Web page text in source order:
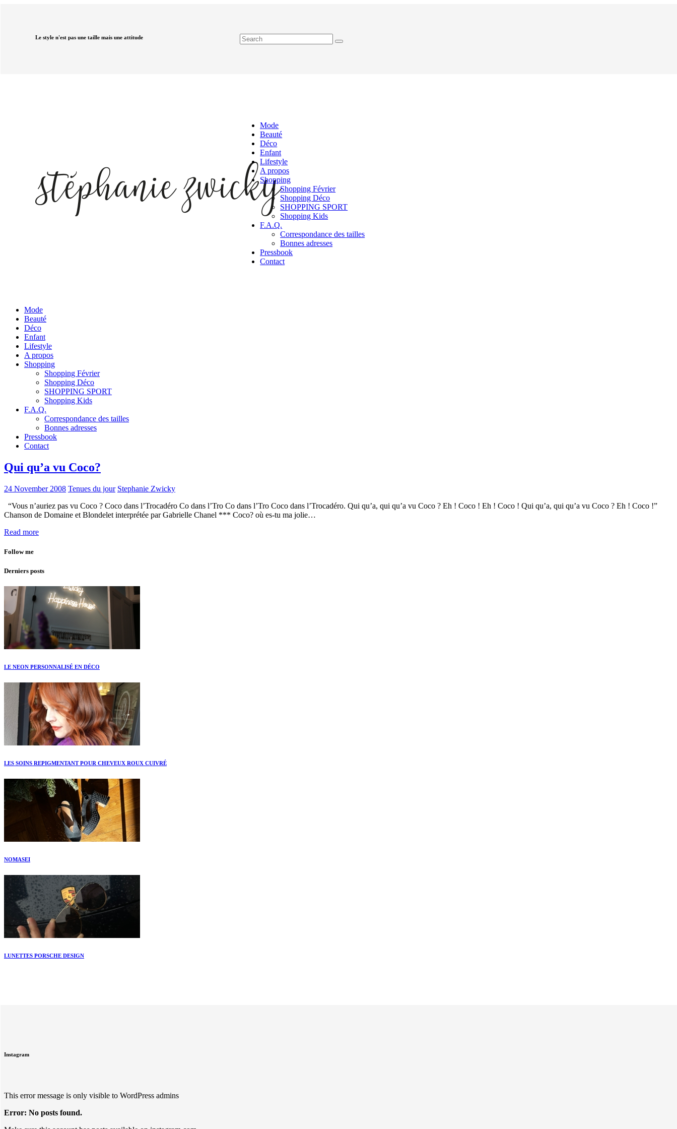
Le style n'est pas une taille mais une attitude
Mode
Beauté
Déco
Enfant
Lifestyle
A propos
Shopping
Shopping Février
Shopping Déco
SHOPPING SPORT
Shopping Kids
F.A.Q.
Correspondance des tailles
Bonnes adresses
Pressbook
Contact
Mode
Beauté
Déco
Enfant
Lifestyle
A propos
Shopping
Shopping Février
Shopping Déco
SHOPPING SPORT
Shopping Kids
F.A.Q.
Correspondance des tailles
Bonnes adresses
Pressbook
Contact
Qui qu’a vu Coco?
24 November 2008 Tenues du jour Stephanie Zwicky
“Vous n’auriez pas vu Coco ? Coco dans l’Trocadéro Co dans l’Tro Co dans l’Tro Coco dans l’Trocadéro. Qui qu’a, qui qu’a vu Coco ? Eh ! Coco ! Eh ! Coco ! Qui qu’a, qui qu’a vu Coco ? Eh ! Coco !”
Chanson de Domaine et Blondelet interprétée par Gabrielle Chanel *** Coco? où es-tu ma jolie…
Read more
Follow me
Derniers posts
LE NEON PERSONNALISÉ EN DÉCO
LES SOINS REPIGMENTANT POUR CHEVEUX ROUX CUIVRÉ
NOMASEI
LUNETTES PORSCHE DESIGN
Instagram
This error message is only visible to WordPress admins
Error: No posts found.